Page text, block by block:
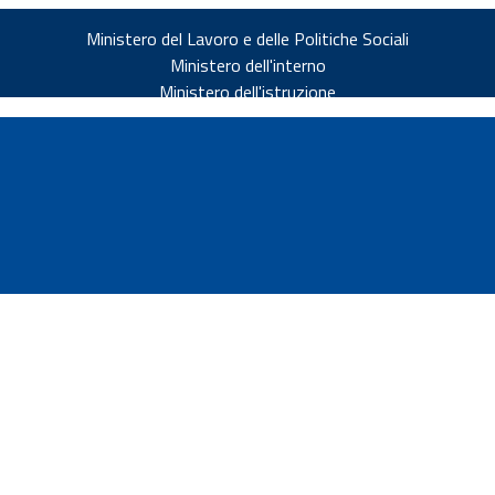
Ministero del Lavoro e delle Politiche Sociali
Ministero dell'interno
Ministero dell'istruzione